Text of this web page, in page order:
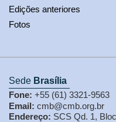
Edições anteriores
Fotos
Sede Brasília
Fone: +55 (61) 3321-9563
Email: cmb@cmb.org.br
Endereço: SCS Qd. 1,